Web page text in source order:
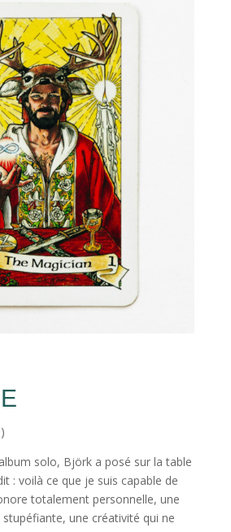
solo, Björk a posé sur la table
: voilà ce que je suis capable de
totalement personnelle, une
une créativité qui ne